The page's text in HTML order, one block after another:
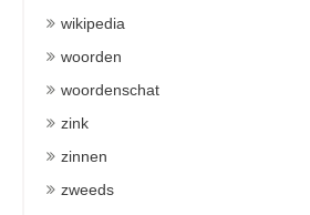
wikipedia
woorden
woordenschat
zink
zinnen
zweeds